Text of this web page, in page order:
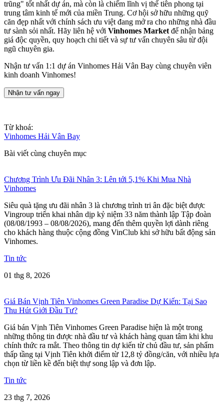
trũng" tốt nhất dự án, mà còn là chiếm lĩnh vị thế tiên phong tại
trung tâm kinh tế mới của miền Trung. Cơ hội sở hữu những quỹ
căn đẹp nhất với chính sách ưu việt đang mở ra cho những nhà đầu
tư sành sỏi nhất. Hãy liên hệ với Vinhomes Market để nhận bảng
giá độc quyền, quy hoạch chi tiết và sự tư vấn chuyên sâu từ đội
ngũ chuyên gia.
Nhận tư vấn 1:1 dự án Vinhomes Hải Vân Bay cùng chuyên viên
kinh doanh Vinhomes!
Nhận tư vấn ngay
Từ khoá:
Vinhomes Hải Vân Bay
Bài viết cùng chuyên mục
Chương Trình Ưu Đãi Nhân 3: Lên tới 5,1% Khi Mua Nhà
Vinhomes
Siêu quà tặng ưu đãi nhân 3 là chương trình tri ân đặc biệt được
Vingroup triển khai nhân dịp kỷ niệm 33 năm thành lập Tập đoàn
(08/08/1993 – 08/08/2026), mang đến thêm quyền lợi dành riêng
cho khách hàng thuộc cộng đồng VinClub khi sở hữu bất động sản
Vinhomes.
Tin tức
01 thg 8, 2026
Giá Bán Vịnh Tiên Vinhomes Green Paradise Dự Kiến: Tại Sao
Thu Hút Giới Đầu Tư?
Giá bán Vịnh Tiên Vinhomes Green Paradise hiện là một trong
những thông tin được nhà đầu tư và khách hàng quan tâm khi khu
chính thức ra mắt. Theo thông tin dự kiến từ chủ đầu tư, sản phẩm
thấp tầng tại Vịnh Tiên khởi điểm từ 12,8 tỷ đồng/căn, với nhiều lựa
chọn từ liền kề đến biệt thự song lập và đơn lập.
Tin tức
23 thg 7, 2026